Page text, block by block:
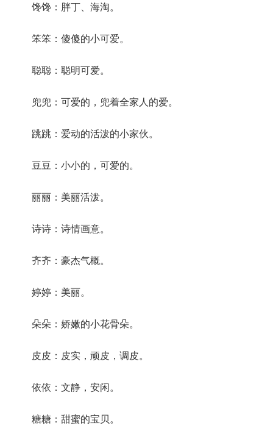
馋馋：胖丁、海淘。
笨笨：傻傻的小可爱。
聪聪：聪明可爱。
兜兜：可爱的，兜着全家人的爱。
跳跳：爱动的活泼的小家伙。
豆豆：小小的，可爱的。
丽丽：美丽活泼。
诗诗：诗情画意。
齐齐：豪杰气概。
婷婷：美丽。
朵朵：娇嫩的小花骨朵。
皮皮：皮实，顽皮，调皮。
依依：文静，安闲。
糖糖：甜蜜的宝贝。